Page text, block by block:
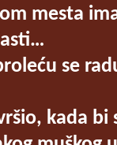
mesta
se
kada